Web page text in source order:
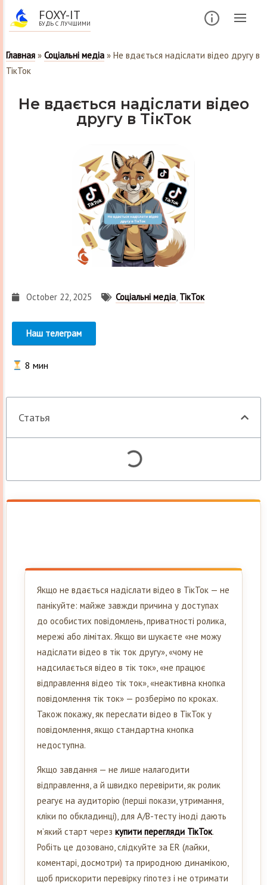
FOXY-IT
БУДЬ С ЛУЧШИМИ
Главная » Соціальні медіа » Не вдається надіслати відео другу в
ТікТок
Не вдається надіслати відео
другу в ТікТок
October 22, 2025 Соціальні медіа, ТікТок
Наш телеграм
8 мин
Статья
Якщо не вдається надіслати відео в ТікТок — не
панікуйте: майже завжди причина у доступах
до особистих повідомлень, приватності ролика,
мережі або лімітах. Якщо ви шукаєте «не можу
надіслати відео в тік ток другу», «чому не
надсилається відео в тік ток», «не працює
відправлення відео тік ток», «неактивна кнопка
повідомлення тік ток» — розберімо по кроках.
Також покажу, як переслати відео в ТікТок у
повідомлення, якщо стандартна кнопка
недоступна.
Якщо завдання — не лише налагодити
відправлення, а й швидко перевірити, як ролик
реагує на аудиторію (перші покази, утримання,
кліки по обкладинці), для A/B-тесту іноді дають
м’який старт через купити перегляди ТікТок.
Робіть це дозовано, слідкуйте за ER (лайки,
коментарі, досмотри) та природною динамікою,
щоб прискорити перевірку гіпотез і не отримати